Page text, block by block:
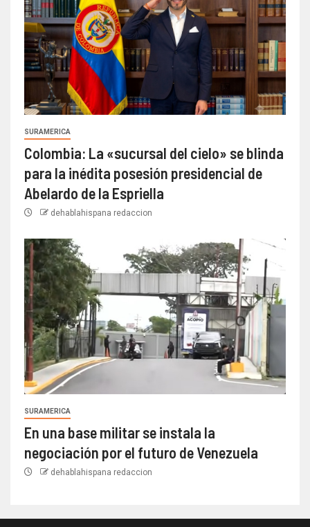
SURAMERICA
Colombia: La «sucursal del cielo» se blinda
para la inédita posesión presidencial de
Abelardo de la Espriella
dehablahispana redaccion
SURAMERICA
En una base militar se instala la
negociación por el futuro de Venezuela
dehablahispana redaccion